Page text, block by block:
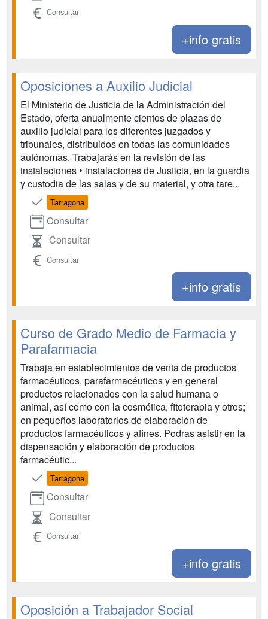
Consultar
+info gratis
Oposiciones a Auxilio Judicial
El Ministerio de Justicia de la Administración del
Estado, oferta anualmente cientos de plazas de
auxilio judicial para los diferentes juzgados y
tribunales, distribuidos en todas las comunidades
autónomas. Trabajarás en la revisión de las
instalaciones • instalaciones de Justicia, en la guardia
y custodia de las salas y de su material, y otra tare...
Tarragona
Consultar
Consultar
Consultar
+info gratis
Curso de Grado Medio de Farmacia y
Parafarmacia
Trabaja en establecimientos de venta de productos
farmacéuticos, parafarmacéuticos y en general
productos relacionados con la salud humana o
animal, así como con la cosmética, fitoterapia y otros;
en pequeños laboratorios de elaboración de
productos farmacéuticos y afines. Podras asistir en la
dispensación y elaboración de productos
farmacéutic...
Tarragona
Consultar
Consultar
Consultar
+info gratis
Oposición a Trabajador Social